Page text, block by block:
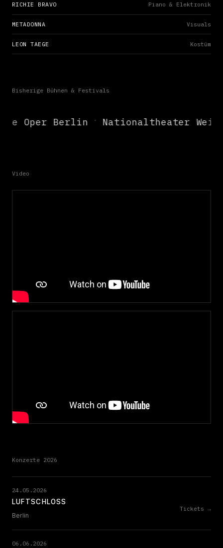
RICHIE BRAVO Piano & Elektronik
METADONNA Visuals
LEON TAEGE Kostüm
Bisherige Bühnen & Festivals
Oper Berlin · Nationaltheater
Video
Konzerte 2026
24.05.2026
LUFTSCHLOSS
Berlin
Tickets →
06.06.2026